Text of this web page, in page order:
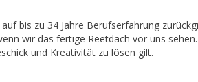
bis zu 34 Jahre Berufserfahrung
wir das fertige Reetdach vor uns
und Kreativität zu lösen gilt.